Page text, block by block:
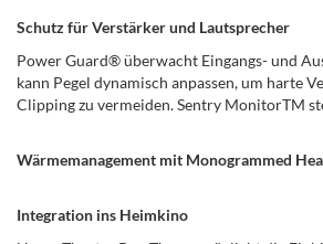
Schutz für Verstärker und Lautsprecher
Power Guard® überwacht Eingangs- und
kann Pegel dynamisch anpassen, um harte
Clipping zu vermeiden. Sentry MonitorTM
Wärmemanagement mit Monogrammed
Integration ins Heimkino